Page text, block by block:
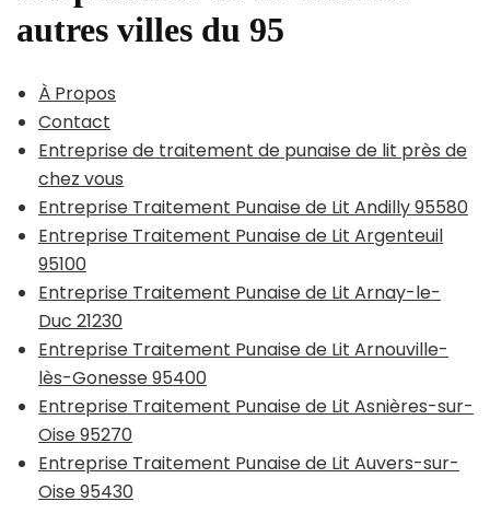
autres villes du 95
À Propos
Contact
Entreprise de traitement de punaise de lit près de
chez vous
Entreprise Traitement Punaise de Lit Andilly 95580
Entreprise Traitement Punaise de Lit Argenteuil
95100
Entreprise Traitement Punaise de Lit Arnay-le-
Duc 21230
Entreprise Traitement Punaise de Lit Arnouville-
lès-Gonesse 95400
Entreprise Traitement Punaise de Lit Asnières-sur-
Oise 95270
Entreprise Traitement Punaise de Lit Auvers-sur-
Oise 95430